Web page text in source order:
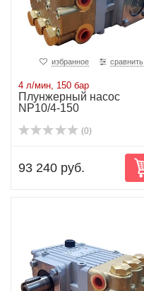
избранное сравнить
4 л/мин, 150 бар
Плунжерный насос
NP10/4-150
(0)
93 240 руб.